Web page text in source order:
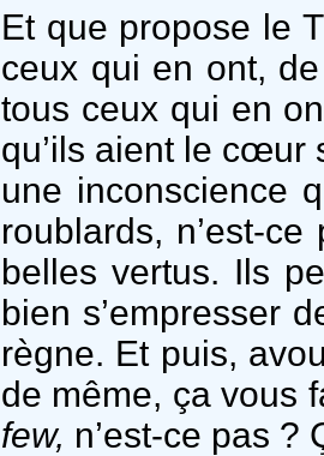
Et que propose le
ceux qui en ont,
tous ceux qui en
qu’ils aient le cœur
une inconscience
roublards, n’est-
belles vertus. Ils
bien s’empresser
règne. Et puis,
de même, ça vous
few, n’est-ce pas ?